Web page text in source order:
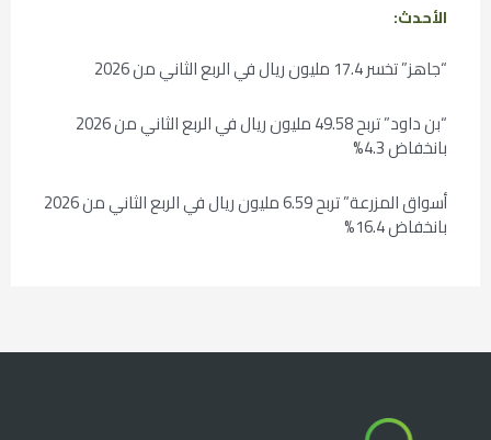
الأحدث:
“جاهز” تخسر 17.4 مليون ريال في الربع الثاني من 2026
“بن داود” تربح 49.58 مليون ريال في الربع الثاني من 2026
بانخفاض 4.3%
أسواق المزرعة” تربح 6.59 مليون ريال في الربع الثاني من 2026
بانخفاض 16.4%